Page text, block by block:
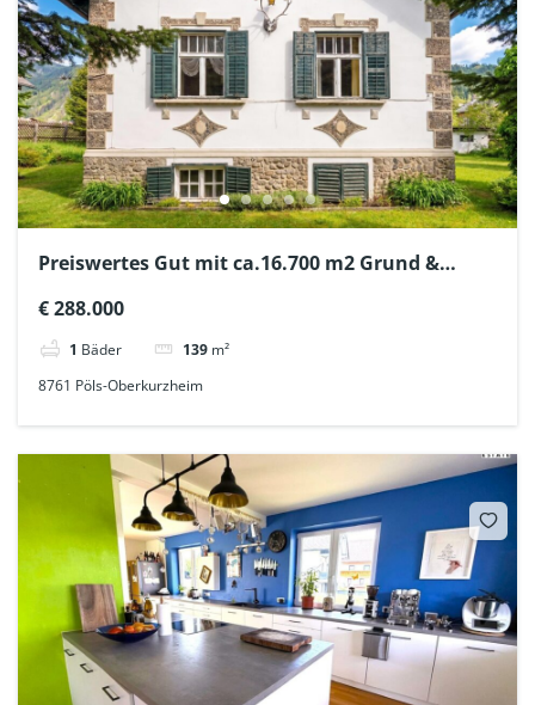
Preiswertes Gut mit ca.16.700 m2 Grund &
€ 288.000
1 Bäder 139 m²
8761 Pöls-Oberkurzheim